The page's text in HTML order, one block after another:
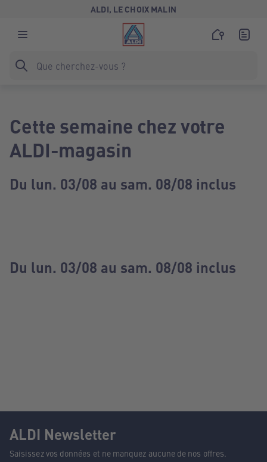
ALDI, LE CHOIX MALIN
Cette semaine chez votre
ALDI-magasin
Du lun. 03/08 au sam. 08/08 inclus
Du lun. 03/08 au sam. 08/08 inclus
ALDI Newsletter
Saisissez vos données et ne manquez aucune de nos offres.